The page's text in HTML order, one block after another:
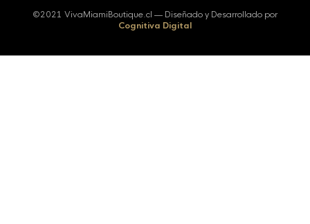
©2021 VivaMiamiBoutique.cl — Diseñado y Desarrollado por
Cognitiva Digital